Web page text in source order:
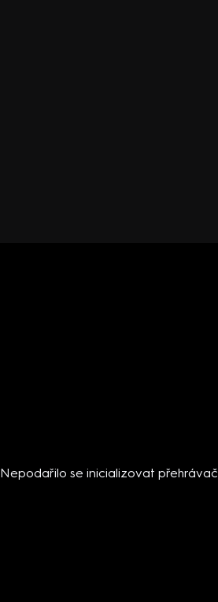
Nepodařilo se inicializovat přehrávač